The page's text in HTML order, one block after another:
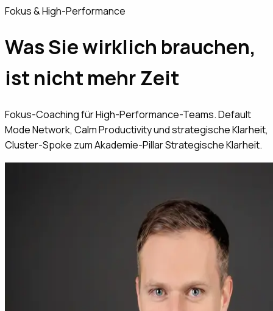
Fokus & High-Performance
Was Sie wirklich brauchen,
ist nicht mehr Zeit
Fokus-Coaching für High-Performance-Teams. Default
Mode Network, Calm Productivity und strategische Klarheit,
Cluster-Spoke zum Akademie-Pillar Strategische Klarheit.